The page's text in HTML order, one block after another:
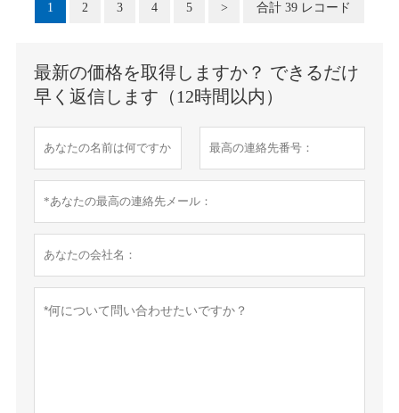
1 2 3 4 5 > 合計 39 レコード
最新の価格を取得しますか？ できるだけ
早く返信します（12時間以内）